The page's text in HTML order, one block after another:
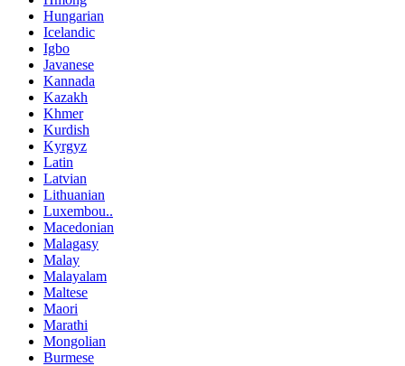
Hungarian
Icelandic
Igbo
Javanese
Kannada
Kazakh
Khmer
Kurdish
Kyrgyz
Latin
Latvian
Lithuanian
Luxembou..
Macedonian
Malagasy
Malay
Malayalam
Maltese
Maori
Marathi
Mongolian
Burmese